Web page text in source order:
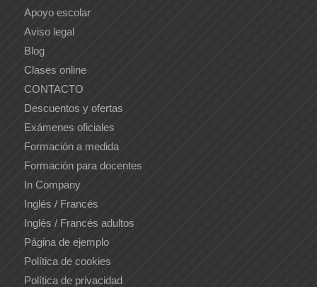
Apoyo escolar
Aviso legal
Blog
Clases online
CONTACTO
Descuentos y ofertas
Exámenes oficiales
Formación a medida
Formación para docentes
In Company
Inglés / Francés
Inglés / Francés adultos
Página de ejemplo
Política de cookies
Política de privacidad